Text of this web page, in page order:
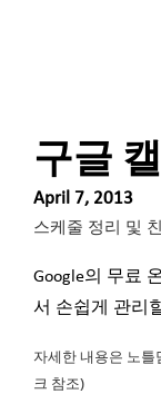
구글
April 7, 2013
스케줄 정리 및
Google의 무료
서 손쉽게 관리
자세한 내용은 노틀
크 참조)